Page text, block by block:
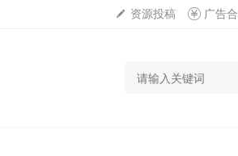
资源投稿 广告